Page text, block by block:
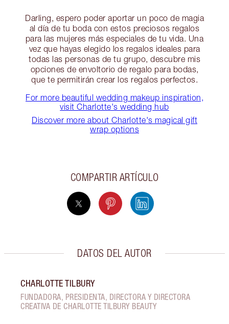
Darling, espero poder aportar un poco de magia
al día de tu boda con estos preciosos regalos
para las mujeres más especiales de tu vida. Una
vez que hayas elegido los regalos ideales para
todas las personas de tu grupo, descubre mis
opciones de envoltorio de regalo para bodas,
que te permitirán crear los regalos perfectos.
For more beautiful wedding makeup inspiration,
visit Charlotte's wedding hub
Discover more about Charlotte's magical gift
wrap options
COMPARTIR ARTÍCULO
DATOS DEL AUTOR
CHARLOTTE TILBURY
FUNDADORA, PRESIDENTA, DIRECTORA Y DIRECTORA
CREATIVA DE CHARLOTTE TILBURY BEAUTY